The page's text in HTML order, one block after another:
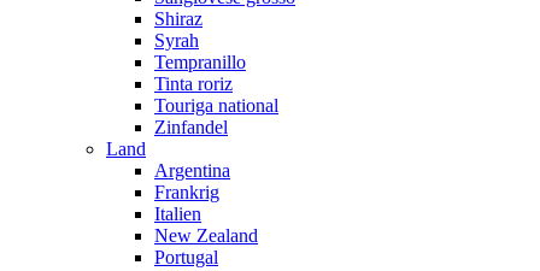
Shiraz
Syrah
Tempranillo
Tinta roriz
Touriga national
Zinfandel
Land
Argentina
Frankrig
Italien
New Zealand
Portugal